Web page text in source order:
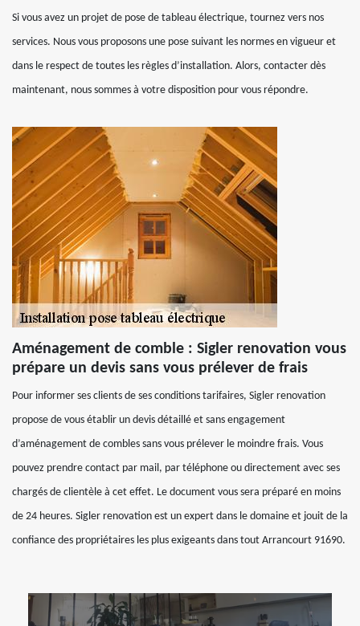
Si vous avez un projet de pose de tableau électrique, tournez vers nos
services. Nous vous proposons une pose suivant les normes en vigueur et
dans le respect de toutes les règles d’installation. Alors, contacter dès
maintenant, nous sommes à votre disposition pour vous répondre.
Aménagement de comble : Sigler renovation vous
prépare un devis sans vous prélever de frais
Pour informer ses clients de ses conditions tarifaires, Sigler renovation
propose de vous établir un devis détaillé et sans engagement
d’aménagement de combles sans vous prélever le moindre frais. Vous
pouvez prendre contact par mail, par téléphone ou directement avec ses
chargés de clientèle à cet effet. Le document vous sera préparé en moins
de 24 heures. Sigler renovation est un expert dans le domaine et jouit de la
confiance des propriétaires les plus exigeants dans tout Arrancourt 91690.